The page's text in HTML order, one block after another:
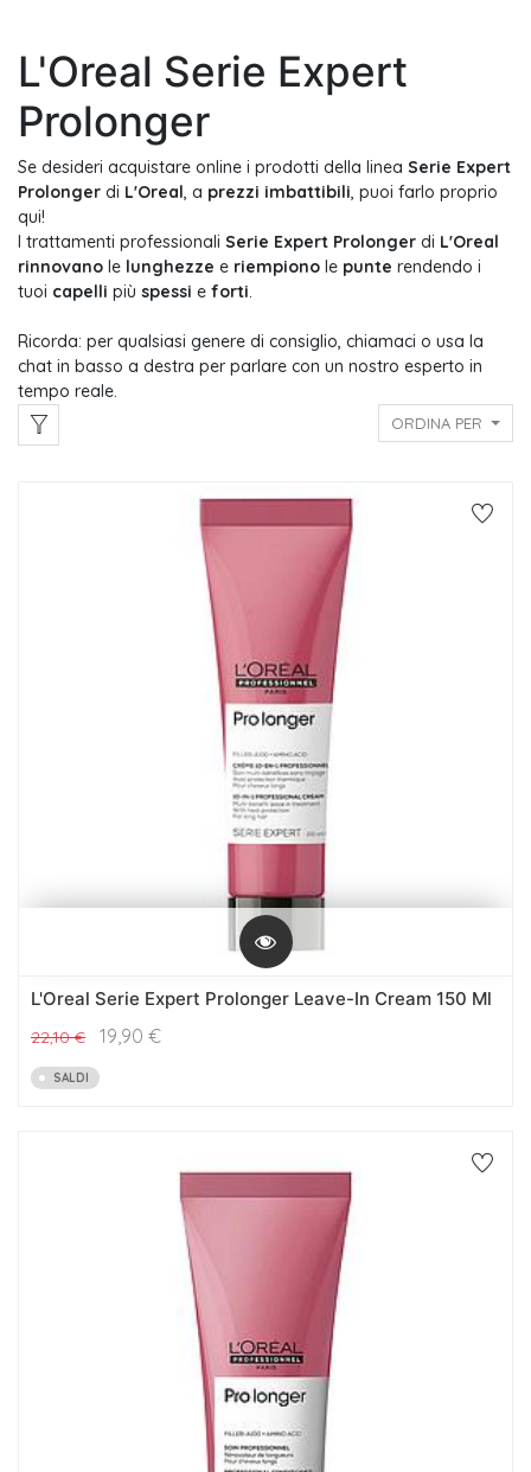
L'Oreal Serie Expert
Prolonger
Se desideri acquistare online i prodotti della linea Serie Expert
Prolonger di L'Oreal, a prezzi imbattibili, puoi farlo proprio
qui!
I trattamenti professionali Serie Expert Prolonger di L'Oreal
rinnovano le lunghezze e riempiono le punte rendendo i
tuoi capelli più spessi e forti.
Ricorda: per qualsiasi genere di consiglio, chiamaci o usa la
chat in basso a destra per parlare con un nostro esperto in
tempo reale.
ORDINA PER
L'Oreal Serie Expert Prolonger Leave-In Cream 150 Ml
22,10€ 19,90 €
SALDI